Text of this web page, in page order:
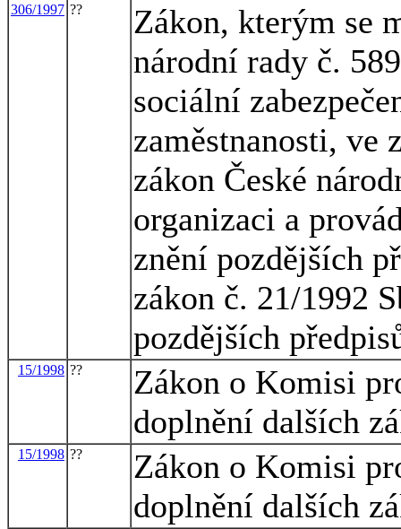
306/1997 ??
Zákon, kterým se
národní rady č.
sociální
zaměstnanosti, ve
zákon České
organizaci a
znění pozdějších
zákon č. 21/1992
pozdějších
15/1998 ??
Zákon o Komisi
doplnění dalších
15/1998 ??
Zákon o Komisi
doplnění dalších